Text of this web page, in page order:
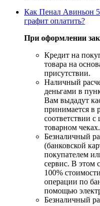
Как Пенал Авиньон
графит оплатить?
При оформлении
Кредит на
товара на
присутствии.
Наличный
деньгами в
Вам выдадут
принимается в
соответствии
товарном чеках.
Безналичный
(банковской
покупателем
сервис. В этом
100%
операции по
помощью
Безналичный